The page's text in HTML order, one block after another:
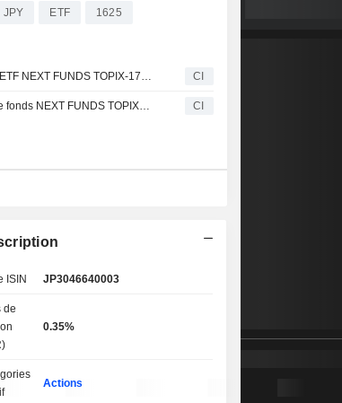
JPY ETF 1625
L'ETF NEXT FUNDS TOPIX-17 Electric Appliances & Precision Instruments annonce un dividende annuel, payable le 24 août 2026 CI
Le fonds NEXT FUNDS TOPIX-17 Electric Appliances & Precision Instruments ETF annonce un dividende annuel, payable le 25 août 2025 CI
ISIN JP3046640003
de
0.35%
Actions